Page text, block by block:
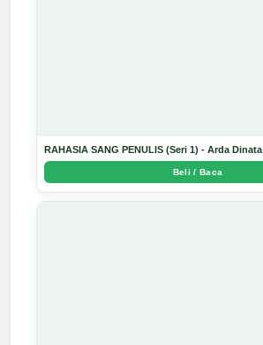
RAHASIA SANG PENULIS (Seri 1) - Arda Dinata
Beli / Baca